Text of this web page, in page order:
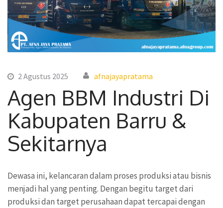
2 Agustus 2025 afnajayapratama
Agen BBM Industri Di
Kabupaten Barru &
Sekitarnya
Dewasa ini, kelancaran dalam proses produksi atau bisnis
menjadi hal yang penting. Dengan begitu target dari
produksi dan target perusahaan dapat tercapai dengan